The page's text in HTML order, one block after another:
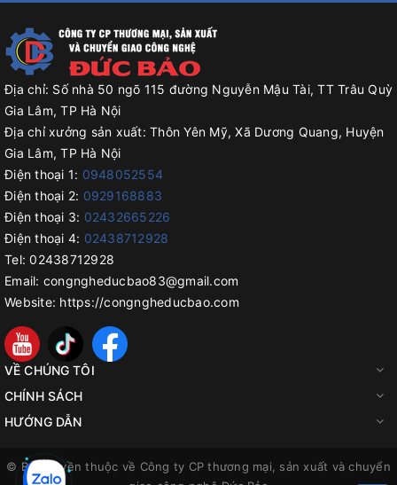
Địa chỉ: Số nhà 50 ngõ 115 đường Nguyễn Mậu Tài, TT Trâu Quỳ
Gia Lâm, TP Hà Nội
Địa chỉ xưởng sản xuất: Thôn Yên Mỹ, Xã Dương Quang, Huyện
Gia Lâm, TP Hà Nội
Điện thoại 1: 0948052554
Điện thoại 2: 0929168883
Điện thoại 3: 02432665226
Điện thoại 4: 02438712928
Tel: 02438712928
Email: congngheducbao83@gmail.com
Website: https://congngheducbao.com
VỀ CHÚNG TÔI
CHÍNH SÁCH
HƯỚNG DẪN
© Bản quyền thuộc về Công ty CP thương mại, sản xuất và chuyển